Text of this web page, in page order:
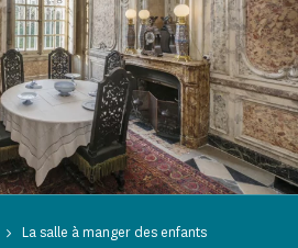
La salle à manger des enfants